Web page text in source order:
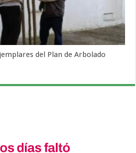
del Plan de Arbolado